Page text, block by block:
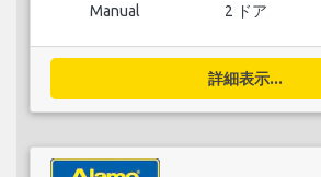
Manual 2 ドア
詳細表示...